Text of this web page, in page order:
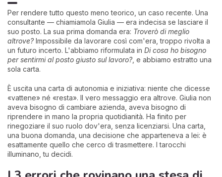
Per rendere tutto questo meno teorico, un caso recente. Una
consultante — chiamiamola Giulia — era indecisa se lasciare il
suo posto. La sua prima domanda era: Troverò di meglio
altrove? Impossibile da lavorare così com'era, troppo rivolta a
un futuro incerto. L'abbiamo riformulata in Di cosa ho bisogno
per sentirmi al posto giusto sul lavoro? , e abbiamo estratto una
sola carta.
È uscita una carta di autonomia e iniziativa: niente che dicesse
«vattene» né «resta». Il vero messaggio era altrove. Giulia non
aveva bisogno di cambiare azienda, aveva bisogno di
riprendere in mano la propria quotidianità. Ha finito per
rinegoziare il suo ruolo dov'era, senza licenziarsi. Una carta,
una buona domanda, una decisione che apparteneva a lei: è
esattamente quello che cerco di trasmettere. I tarocchi
illuminano, tu decidi.